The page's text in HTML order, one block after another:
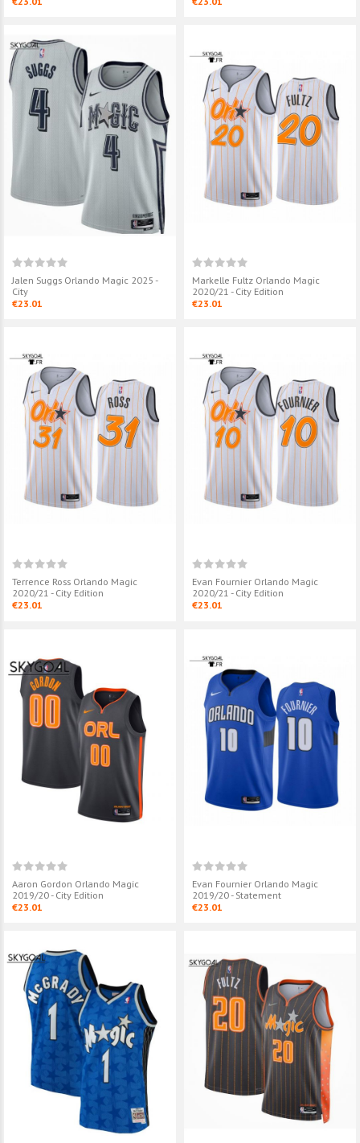
Paolo Banchero Orlando Magic
2025 - City
Jalen Suggs Orlando Magic
2025 - City
Cole Anthony
2021/22 -
€23.01
Jalen Suggs Orlando Magic 2025 -
City
€23.01
Markelle Fultz Orlando Magic
2020/21 - City Edition
€23.01
Terrence Ross Orlando Magic
2020/21 - City Edition
€23.01
Evan Fournier Orlando Magic
2020/21 - City Edition
€23.01
Aaron Gordon Orlando Magic
2019/20 - City Edition
€23.01
Evan Fournier Orlando Magic
2019/20 - Statement
€23.01